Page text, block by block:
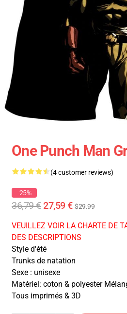
One Punch Man
(4 customer reviews)
-25%
36,79 €27,59 € $29.99
VEUILLEZ VOIR LA CHARTE DE
DES DESCRIPTIONS
Style d'été
Trunks de natation
Sexe : unisexe
Matériel: coton & polyester
Tous imprimés & 3D